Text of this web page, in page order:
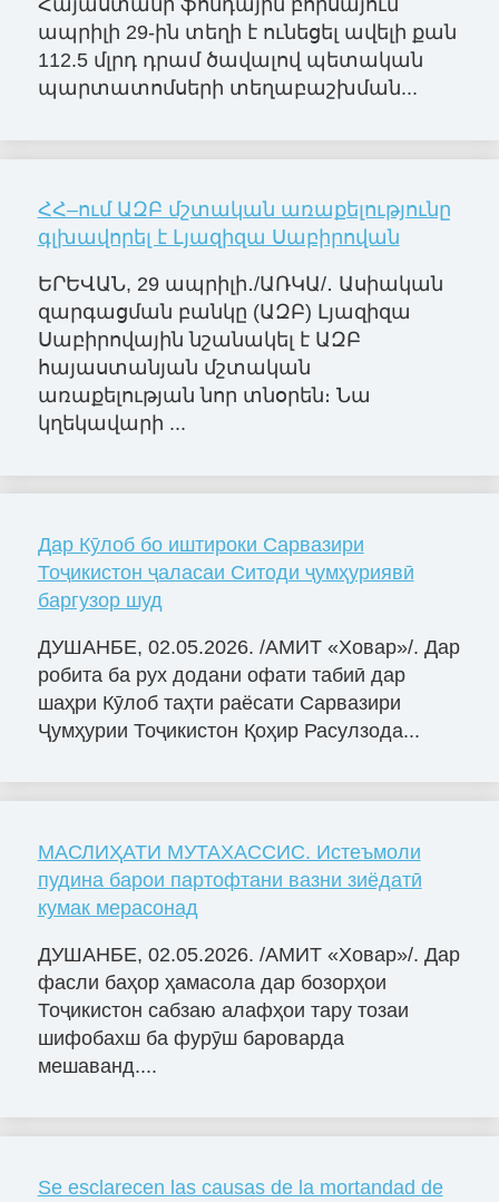
Հայաստանի ֆոնդային բորսայում
ապրիլի 29-ին տեղի է ունեցել ավելի քան
112.5 մլրդ դրամ ծավալով պետական
պարտատոմսերի տեղաբաշխման...
ՀՀ–ում ԱԶԲ մշտական առաքելությունը
գլխավորել է Լյազիզա Սաբիրովան
ԵՐԵՎԱՆ, 29 ապրիլի․/ԱՌԿԱ/․ Ասիական
զարգացման բանկը (ԱԶԲ) Լյազիզա
Սաբիրովային նշանակել է ԱԶԲ
հայաստանյան մշտական
առաքելության նոր տնօրեն։ Նա
կղեկավարի ...
Дар Кӯлоб бо иштироки Сарвазири
Тоҷикистон ҷаласаи Ситоди ҷумҳуриявӣ
баргузор шуд
ДУШАНБЕ, 02.05.2026. /АМИТ «Ховар»/. Дар
робита ба рух додани офати табиӣ дар
шаҳри Кӯлоб таҳти раёсати Сарвазири
Ҷумҳурии Тоҷикистон Қоҳир Расулзода...
МАСЛИҲАТИ МУТАХАССИС. Истеъмоли
пудина барои партофтани вазни зиёдатӣ
кумак мерасонад
ДУШАНБЕ, 02.05.2026. /АМИТ «Ховар»/. Дар
фасли баҳор ҳамасола дар бозорҳои
Тоҷикистон сабзаю алафҳои тару тозаи
шифобахш ба фурӯш бароварда
мешаванд....
Se esclarecen las causas de la mortandad de